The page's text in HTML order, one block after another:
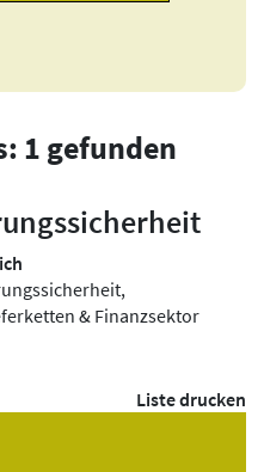
1 gefunden
& Finanzsektor
Liste drucken